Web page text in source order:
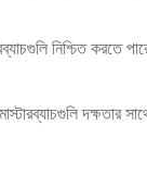
নিশ্চিত করতে
মাস্টারব্যাচগুলি